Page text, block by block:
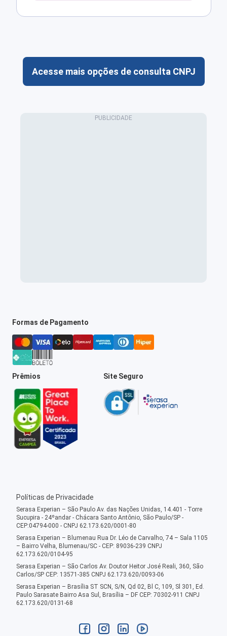
Acesse mais opções de consulta CNPJ
Formas de Pagamento
Prêmios Site Seguro
Políticas de Privacidade
Serasa Experian – São Paulo Av. das Nações Unidas, 14.401 - Torre
Sucupira - 24ºandar - Chácara Santo Antônio, São Paulo/SP -
CEP:04794-000 - CNPJ 62.173.620/0001-80
Serasa Experian – Blumenau Rua Dr. Léo de Carvalho, 74 – Sala 1105
– Bairro Velha, Blumenau/SC - CEP: 89036-239 CNPJ
62.173.620/0104-95
Serasa Experian – São Carlos Av. Doutor Heitor José Reali, 360, São
Carlos/SP CEP: 13571-385 CNPJ 62.173.620/0093-06
Serasa Experian – Brasília ST SCN, S/N, Qd 02, Bl C, 109, Sl 301, Ed.
Paulo Sarasate Bairro Asa Sul, Brasília – DF CEP: 70302-911 CNPJ
62.173.620/0131-68